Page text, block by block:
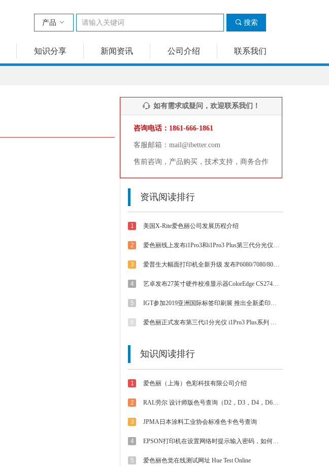
知识分享 新闻资讯 公司介绍 联系我们
끠 搜索
产品 ꀁ
资讯阅读排行
美国X-Rite爱色丽公司发展历程介绍
爱色丽线上发布i1Pro3和i1Pro3 Plus第三代分光仪 外观/速度/精度/光源等都有提升
爱普生大幅面打印机全新升级 发布P6080/7080/8080/9080 体验影像魅力
艺卓发布27英寸硬件校准显示器ColorEdge CS2740 4K UHD分辨率和Type-C接口
IGT参加2019亚洲国际标签印刷展 推出全新柔印标签打样方案
爱色丽正式发布第三代i1分光仪 i1Pro3 Plus系列 大孔径大不同
爱色丽（上海）色彩科技有限公司介绍
RAL劳尔 设计师版色号查询（D2，D3，D4，D6，D8，D9等色卡）
JPMA日本涂料工业协会标准色卡色号查询
EPSON打印机在设置网络时提示输入密码，如何解决？
爱色丽色觉在线测试网址 Hue Test Online
知识阅读排行
ꁱ 如有需求或疑问，欢迎联系我们！
咨询电话：1861-666-1861
客服邮箱：mail@ibetter.com
售前咨询，产品购买，技术支持，商务合作